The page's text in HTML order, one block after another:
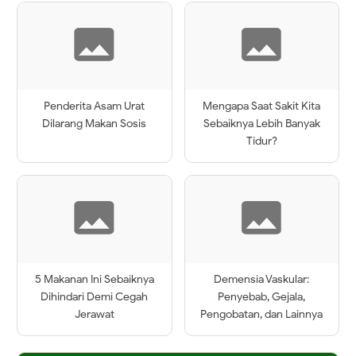
Penderita Asam Urat
Dilarang Makan Sosis
Mengapa Saat Sakit Kita
Sebaiknya Lebih Banyak
Tidur?
5 Makanan Ini Sebaiknya
Dihindari Demi Cegah
Jerawat
Demensia Vaskular:
Penyebab, Gejala,
Pengobatan, dan Lainnya